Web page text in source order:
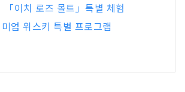
「이치 로즈 몰트」특별 체험
엄 위스키 특별 프로그램